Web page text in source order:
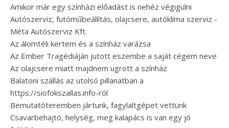
Amikor már egy színházi előadást is nehéz végigülni
Autószerviz, futóműbeállítás, olajcsere, autóklíma szerviz -
Méta Autószerviz Kft.
Az álomtéli kertem és a színház varázsa
Az Ember Tragédiáján jutott eszembe a saját cégem neve
Az olajcsere miatt majdnem ugrott a színház
Balatoni szállás az utolsó pillanatban a
https://siofokszallas.info-ról
Bemutatóteremben jártunk, fagylaltgépet vettünk
Csavarbehajtó, helység, meg kalapács is van egy jó